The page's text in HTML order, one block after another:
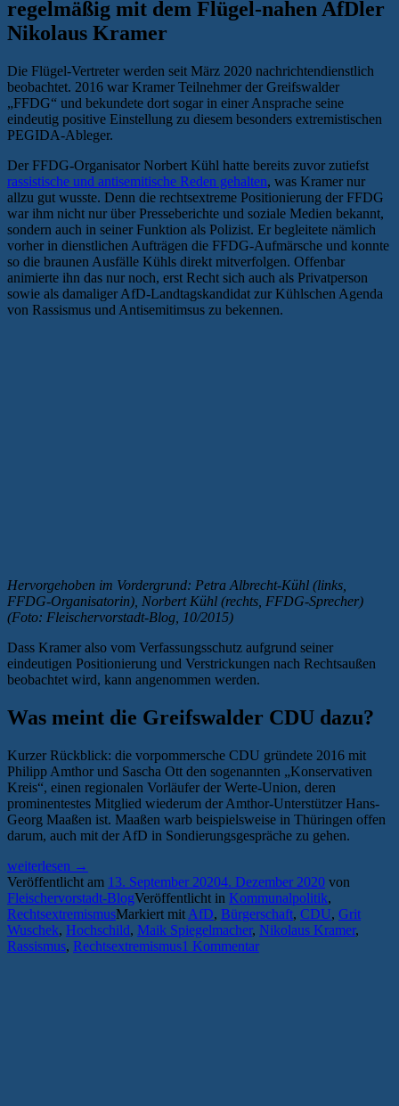
regelmäßig mit dem Flügel-nahen AfDler
Nikolaus Kramer
Die Flügel-Vertreter werden seit März 2020 nachrichtendienstlich
beobachtet. 2016 war Kramer Teilnehmer der Greifswalder
„FFDG“ und bekundete dort sogar in einer Ansprache seine
eindeutig positive Einstellung zu diesem besonders extremistischen
PEGIDA-Ableger.
Der FFDG-Organisator Norbert Kühl hatte bereits zuvor zutiefst
rassistische und antisemitische Reden gehalten, was Kramer nur
allzu gut wusste. Denn die rechtsextreme Positionierung der FFDG
war ihm nicht nur über Presseberichte und soziale Medien bekannt,
sondern auch in seiner Funktion als Polizist. Er begleitete nämlich
vorher in dienstlichen Aufträgen die FFDG-Aufmärsche und konnte
so die braunen Ausfälle Kühls direkt mitverfolgen. Offenbar
animierte ihn das nur noch, erst Recht sich auch als Privatperson
sowie als damaliger AfD-Landtagskandidat zur Kühlschen Agenda
von Rassismus und Antisemitimsus zu bekennen.
Hervorgehoben im Vordergrund: Petra Albrecht-Kühl (links,
FFDG-Organisatorin), Norbert Kühl (rechts, FFDG-Sprecher)
(Foto: Fleischervorstadt-Blog, 10/2015)
Dass Kramer also vom Verfassungsschutz aufgrund seiner
eindeutigen Positionierung und Verstrickungen nach Rechtsaußen
beobachtet wird, kann angenommen werden.
Was meint die Greifswalder CDU dazu?
Kurzer Rückblick: die vorpommersche CDU gründete 2016 mit
Philipp Amthor und Sascha Ott den sogenannten „Konservativen
Kreis“, einen regionalen Vorläufer der Werte-Union, deren
prominentestes Mitglied wiederum der Amthor-Unterstützer Hans-
Georg Maaßen ist. Maaßen warb beispielsweise in Thüringen offen
darum, auch mit der AfD in Sondierungsgespräche zu gehen.
„Die
Rechtsoffenheit
der
Greifswalder
CDU“
weiterlesen →
Veröffentlicht am 13. September 20204. Dezember 2020 von
Fleischervorstadt-BlogVeröffentlicht in Kommunalpolitik,
RechtsextremismusMarkiert mit AfD, Bürgerschaft, CDU, Grit
Wuschek, Hochschild, Maik Spiegelmacher, Nikolaus Kramer,
Rassismus, Rechtsextremismus1 Kommentar